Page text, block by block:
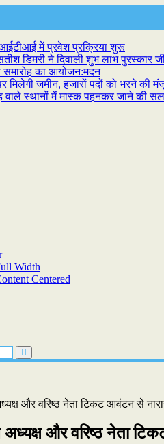
आईटीआई में प्रवेश प्रक्रिया शुरू
डिमरी ने दिवाली शुभ लाभ पुरस्कार
का आयोजन:मदन
जमीन, हजारों पदों को भरने की
वाले स्थानों में मास्क पहनकर जाने की
Width
Centered
और वरिष्ठ नेता टिकट आवंटन से
अध्यक्ष और वरिष्ठ नेता